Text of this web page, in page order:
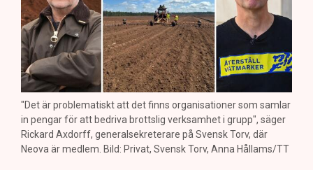
"Det är problematiskt att det finns organisationer som samlar
in pengar för att bedriva brottslig verksamhet i grupp", säger
Rickard Axdorff, generalsekreterare på Svensk Torv, där
Neova är medlem. Bild: Privat, Svensk Torv, Anna Hållams/TT